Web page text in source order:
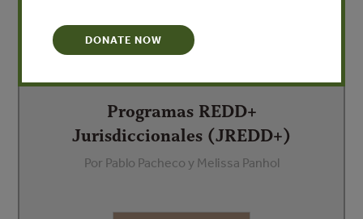
Programas REDD+
Jurisdiccionales (JREDD+)
Por Pablo Pacheco y Melissa Panhol
DONATE NOW